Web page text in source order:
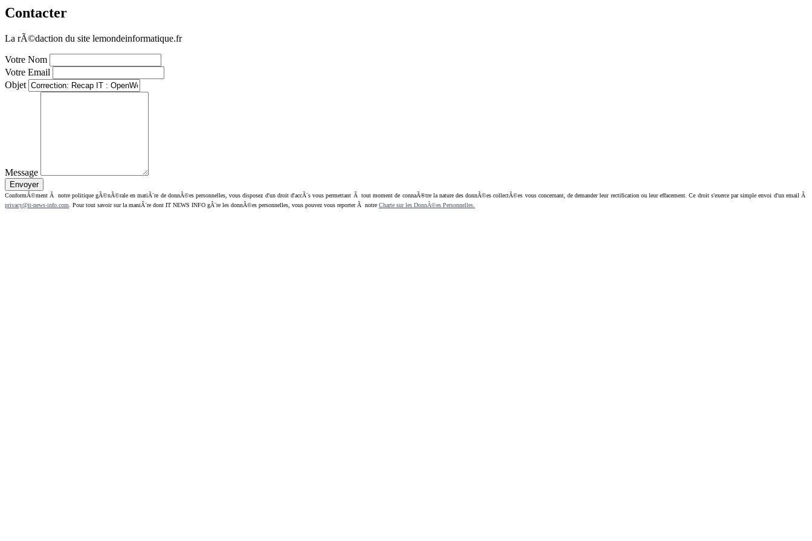
Contacter
La rÃ©daction du site lemondeinformatique.fr
Votre Nom
Votre Email
Objet
Message
ConformÃ©ment Ã notre politique gÃ©nÃ©rale en matiÃ¨re de donnÃ©es personnelles, vous disposez d'un droit d'accÃ¨s vous permettant Ã tout moment de connaÃ®tre la nature des donnÃ©es collectÃ©es vous concernant, de demander leur rectification ou leur effacement. Ce droit s'exerce par simple envoi d'un email Ã
privacy@it-news-info.com . Pour tout savoir sur la maniÃ¨re dont IT NEWS INFO gÃ¨re les donnÃ©es personnelles, vous pouvez vous reporter Ã notre Charte sur les DonnÃ©es Personnelles.